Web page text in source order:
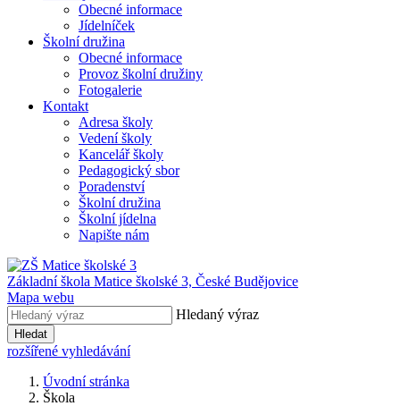
Obecné informace
Jídelníček
Školní družina
Obecné informace
Provoz školní družiny
Fotogalerie
Kontakt
Adresa školy
Vedení školy
Kancelář školy
Pedagogický sbor
Poradenství
Školní družina
Školní jídelna
Napište nám
Základní škola Matice školské 3, České Budějovice
Mapa webu
Hledaný výraz
Hledat
rozšířené vyhledávání
Úvodní stránka
Škola